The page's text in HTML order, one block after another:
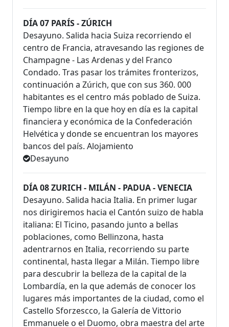
DÍA 07 PARÍS - ZÚRICH
Desayuno. Salida hacia Suiza recorriendo el
centro de Francia, atravesando las regiones de
Champagne - Las Ardenas y del Franco
Condado. Tras pasar los trámites fronterizos,
continuación a Zúrich, que con sus 360. 000
habitantes es el centro más poblado de Suiza.
Tiempo libre en la que hoy en día es la capital
financiera y económica de la Confederación
Helvética y donde se encuentran los mayores
bancos del país. Alojamiento
Desayuno
DÍA 08 ZURICH - MILÁN - PADUA - VENECIA
Desayuno. Salida hacia Italia. En primer lugar
nos dirigiremos hacia el Cantón suizo de habla
italiana: El Ticino, pasando junto a bellas
poblaciones, como Bellinzona, hasta
adentrarnos en Italia, recorriendo su parte
continental, hasta llegar a Milán. Tiempo libre
para descubrir la belleza de la capital de la
Lombardía, en la que además de conocer los
lugares más importantes de la ciudad, como el
Castello Sforzescco, la Galería de Vittorio
Emmanuele o el Duomo, obra maestra del arte